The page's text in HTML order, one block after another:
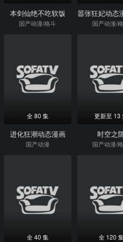
本剑仙绝不吃软饭
国产动漫/格斗 国产动漫/
全 80 集
进化狂潮动态漫画
国产动漫
更新至 13
时空之
国产动漫/
全 40 集 全 120